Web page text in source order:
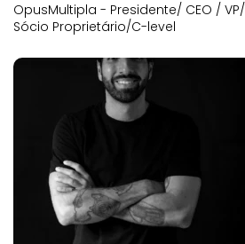
OpusMultipla - Presidente/ CEO / VP/
Sócio Proprietário/C-level